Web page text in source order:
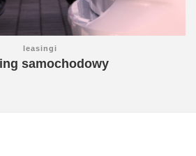
leasingi
samochodowy